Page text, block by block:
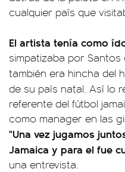
cualquier país que
El artista tenía como
simpatizaba por Santos
también era hincha del
de su país natal. Así lo
referente del fútbol
como manager en las
"Una vez jugamos
Jamaica y para el fue
una entrevista.